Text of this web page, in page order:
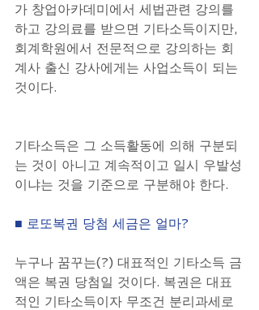
가 창업아카데미에서 세법관련 강의를
하고 강의료를 받으면 기타소득이지만,
회계학원에서 전문적으로 강의하는 회
계사 출신 강사에게는 사업소득이 되는
것이다.
기타소득은 그 소득활동에 의해 구분되
는 것이 아니고 계속적이고 일시 우발성
이냐는 것을 기준으로 구분해야 한다.
■ 로또복권 당첨 세금은 얼마?
누구나 꿈꾸는(?) 대표적인 기타소득 금
액은 복권 당첨일 것이다. 복권은 대표
적인 기타소득이자 무조건 분리과세로